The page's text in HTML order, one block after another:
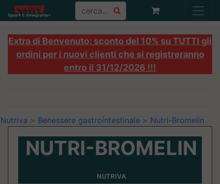
Extra di Benvenuto: sconto del 10% su TUTTI gli
ordini per i nuovi clienti che si registreranno
entro il 31/12/2026 !!!
Nutriva > Benessere gastrointestinale > Nutri-Bromelin
NUTRI-BROMELIN
NUTRIVA